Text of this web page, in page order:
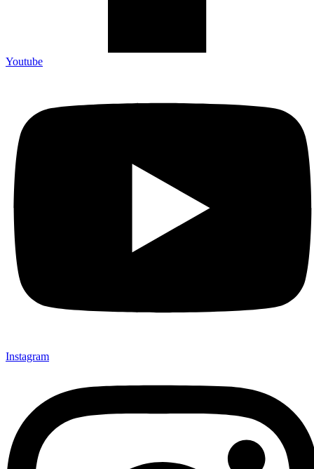
Youtube
Instagram